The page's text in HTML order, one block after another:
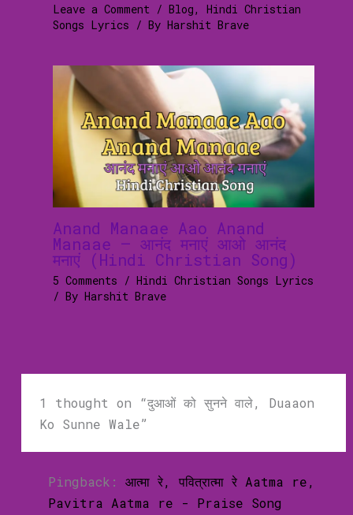
Leave a Comment / Blog, Hindi Christian
Songs Lyrics / By Harshit Brave
Anand Manaae Aao Anand
Manaae – आनंद मनाएं आओ आनंद
मनाएं (Hindi Christian Song)
5 Comments / Hindi Christian Songs Lyrics
/ By Harshit Brave
1 thought on “दुआओं को सुनने वाले, Duaaon
Ko Sunne Wale”
Pingback: आत्मा रे, पवित्रात्मा रे Aatma re,
Pavitra Aatma re - Praise Song